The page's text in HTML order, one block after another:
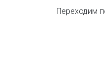
Переходим